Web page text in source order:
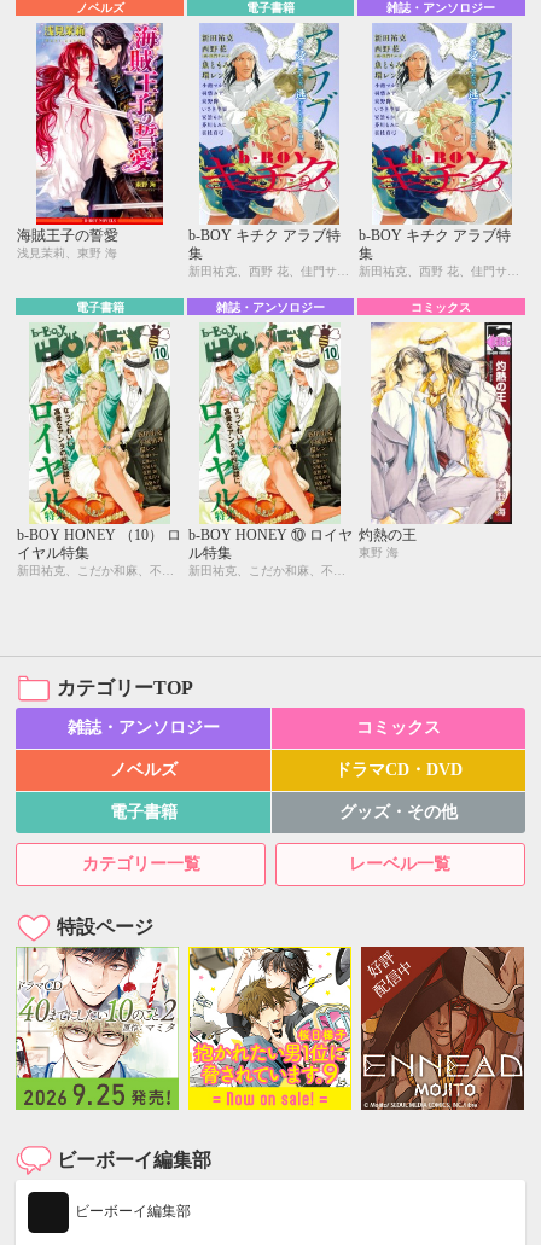
ノベルズ
海賊王子の誓愛
浅見茉莉、東野 海
電子書籍
b-BOY キチク アラブ特
集
雑誌・アンソロジー
b-BOY キチク アラブ特
集
電子書籍
b-BOY HONEY （10） ロ
イヤル特集
雑誌・アンソロジー
b-BOY HONEY ⑩ ロイヤ
ル特集
コミックス
灼熱の王
東野 海
カテゴリーTOP
雑誌・アンソロジー コミックス
ノベルズ ドラマCD・DVD
電子書籍 グッズ・その他
カテゴリー一覧 レーベル一覧
特設ページ
ビーボーイ編集部
ビーボーイ編集部